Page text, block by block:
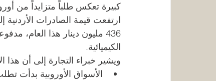
كبيرة تعكس طلباً متزايداً من
436 مليون دينار هذا
الكيميائية.
ويشير خبراء التجارة إلى أن
الأسواق الأوروبية بدأت